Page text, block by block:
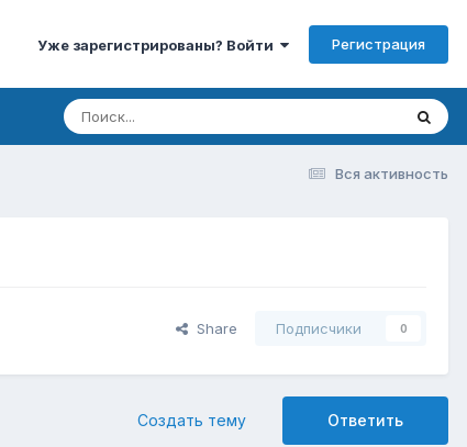
Уже зарегистрированы? Войти Регистрация
Вся активность
Share Подписчики 0
Ответить
Создать тему